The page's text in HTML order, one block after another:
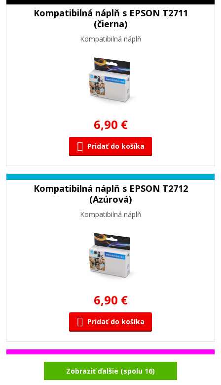
Kompatibilná náplň s EPSON T2711
(čierna)
Kompatibilná náplň
6,90 €
Pridať do košíka
Kompatibilná náplň s EPSON T2712
(Azúrová)
Kompatibilná náplň
6,90 €
Pridať do košíka
Kompatibilná náplň s EPSON T2713
(Purpurová)
Zobraziť ďalšie (spolu 16)